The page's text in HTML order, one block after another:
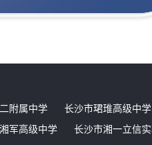
附属中学
长沙市珺琟高级中学
军高级中学
长沙市湘一立信